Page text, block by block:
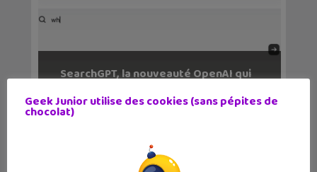
SearchGPT, la nouveauté OpenAI qui
Geek Junior utilise des cookies (sans pépites de
chocolat)